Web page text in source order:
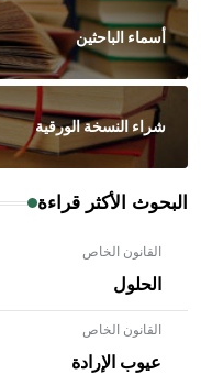
أسماء الباحثين
شراء النسخة الورقية
البحوث الأكثر قراءة
القانون الخاص
الحلول
القانون الخاص
عيوب الإرادة